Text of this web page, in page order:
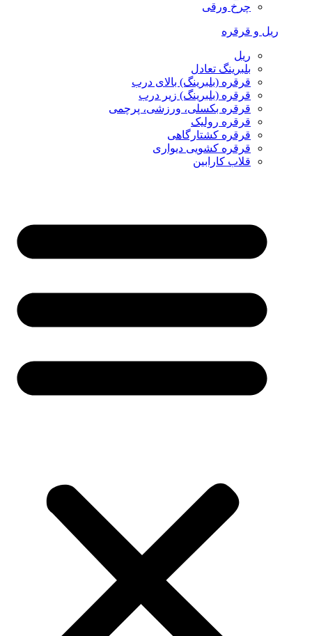
چرخ ورقی
ریل و قرقره
ریل
بلبرینگ تعادل
قرقره (بلبرینگ) بالای درب
قرقره (بلبرینگ) زیر درب
قرقره بکسلی، ورزشی، پرچمی
قرقره رولیک
قرقره کشتارگاهی
قرقره کشویی دیواری
قلاب کارابین